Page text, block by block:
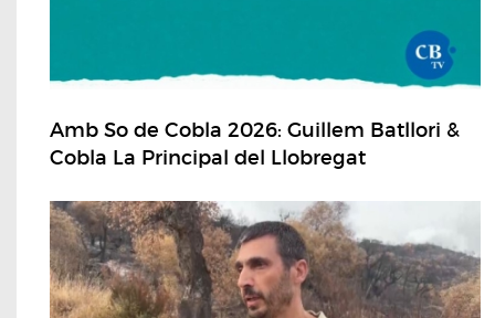
Amb So de Cobla 2026: Guillem Batllori &
Cobla La Principal del Llobregat